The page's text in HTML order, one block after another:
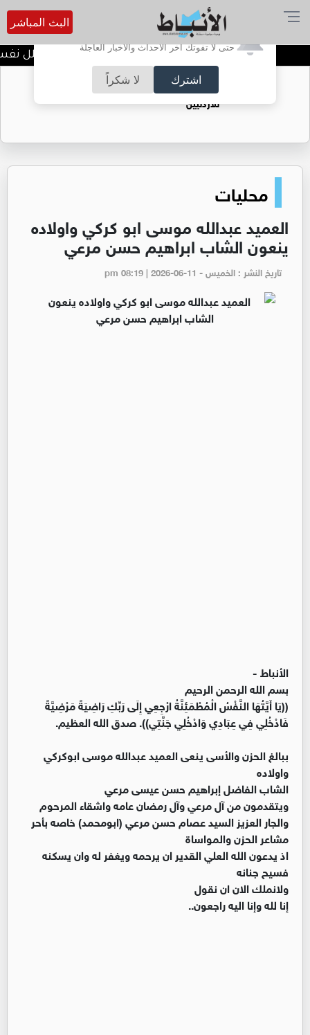
أترغب في تفعيل الإشعارات؟
حتى لا تفوتك آخر الأحداث والأخبار العاجلة
اشترك لا شكراً
البث المباشر
الضحك وقت الأزمات.. خلل نفسي
حقل الريشة حين يتحول الغاز إلى فرص عمل
للأردنيين
محليات
العميد عبدالله موسى ابو كركي واولاده
ينعون الشاب ابراهيم حسن مرعي
تاريخ النشر : الخميس - pm 08:19 | 2026-06-11
الأنباط -
بسم الله الرحمن الرحيم
((يَا أَيَّتُهَا النَّفْسُ الْمُطْمَئِنَّةُ ارْجِعِي إِلَى رَبِّكِ رَاضِيَةً مَرْضِيَّةً
فَادْخُلِي فِي عِبَادِي وَادْخُلِي جَنَّتِي)). صدق الله العظيم.
ببالغ الحزن والأسى ينعى العميد عبدالله موسى ابوكركي
واولاده
الشاب الفاضل إبراهيم حسن عيسى مرعي
ويتقدمون من آل مرعي وآل رمضان عامه واشقاء المرحوم
والجار العزيز السيد عصام حسن مرعي (ابومحمد) خاصه بأحر
مشاعر الحزن والمواساة
اذ يدعون الله العلي القدير ان يرحمه ويغفر له وان يسكنه
فسيح جنانه
ولانملك الان ان نقول
إنا لله وإنا اليه راجعون..